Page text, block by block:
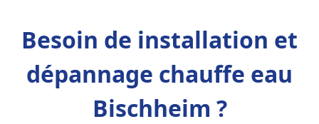
Besoin de installation et
dépannage chauffe eau
Bischheim ?